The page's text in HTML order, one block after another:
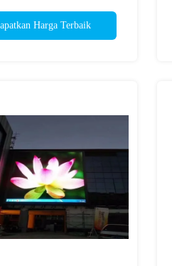
Harga Terbaik